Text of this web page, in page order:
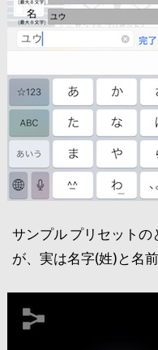
サンプル プリセット
が、実は名字(姓)と名